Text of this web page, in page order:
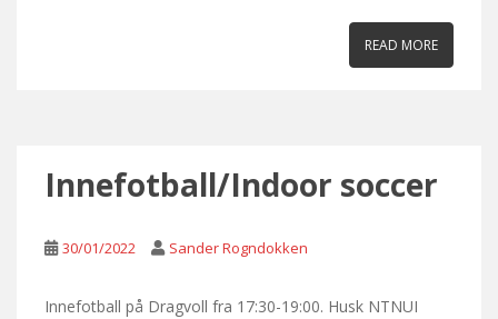
READ MORE
Innefotball/Indoor soccer
30/01/2022 Sander Rogndokken
Innefotball på Dragvoll fra 17:30-19:00. Husk NTNUI